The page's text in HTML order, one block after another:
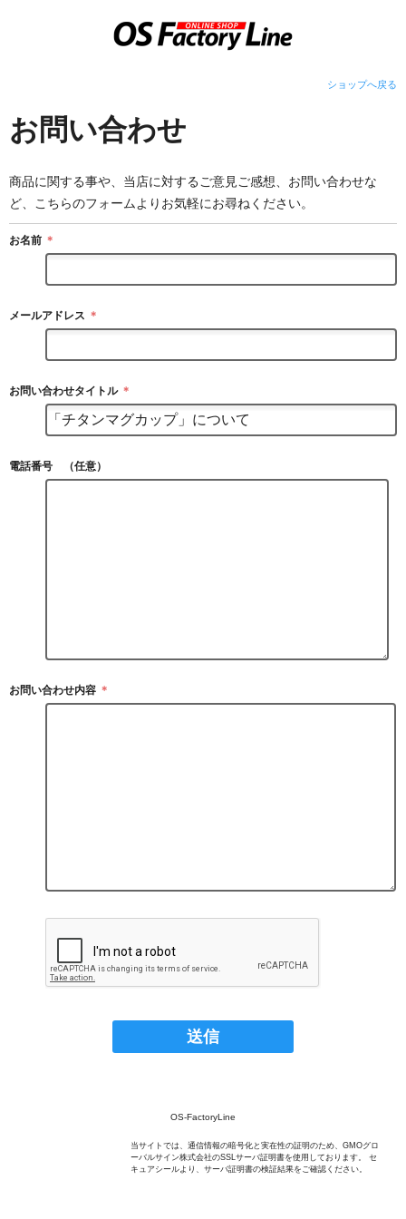
ショップへ戻る
お問い合わせ
商品に関する事や、当店に対するご意見ご感想、お問い合わせな
ど、こちらのフォームよりお気軽にお尋ねください。
お名前 ＊
メールアドレス ＊
お問い合わせタイトル ＊
電話番号 （任意）
お問い合わせ内容 ＊
OS-FactoryLine
当サイトでは、通信情報の暗号化と実在性の証明のため、GMOグロ
ーバルサイン株式会社のSSLサーバ証明書を使用しております。 セ
キュアシールより、サーバ証明書の検証結果をご確認ください。